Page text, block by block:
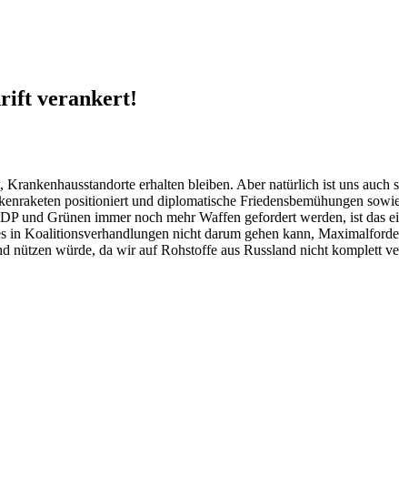
verankert!
erhalten bleiben. Aber natürlich ist uns
positioniert und diplomatische Friedensbemühungen
und Grünen immer noch mehr Waffen gefordert werden, ist
Koalitionsverhandlungen nicht darum gehen kann,
würde, da wir auf Rohstoffe aus Russland nicht komplett